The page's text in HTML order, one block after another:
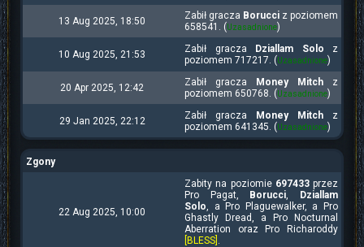
13 Aug 2025, 18:50 Zabił gracza Borucci z poziomem
658541. ( Uzasadnione)
10 Aug 2025, 21:53 Zabił gracza Dziallam Solo z
poziomem 717217. ( Uzasadnione)
20 Apr 2025, 12:42 Zabił gracza Money Mitch z
poziomem 650768. ( Uzasadnione)
29 Jan 2025, 22:12 Zabił gracza Money Mitch z
poziomem 641345. ( Uzasadnione)
Zgony
22 Aug 2025, 10:00
Zabity na poziomie 697433przez
Pro Pagat,
Borucci,
Dziallam
Solo, a Pro Plaguewalker, a Pro
Ghastly Dread, a Pro Nocturnal
Aberration oraz Pro Richaroddy
[BLESS] .